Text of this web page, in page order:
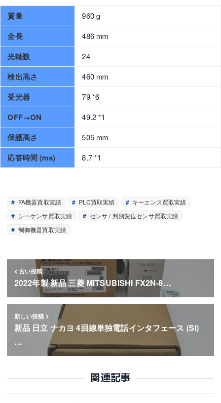
質量 960 g
全長 486 mm
光軸数 24
検出高さ 460 mm
受光器 79 *6
OFF→ON 49.2 *1
保護高さ 505 mm
応答時間 (ms) 8.7 *1
FA機器買取実績 PLC買取実績
キーエンス買取実績
シーケンサ買取実績
センサ / 判別変位センサ買取実績
制御機器買取実績
古い投稿
2022年製 新品 三菱 MITSUBISHI FX2N-8…
新しい投稿
新品 日立 ナカヨ 4回線単独電話インタフェース (Si)
…
関連記事